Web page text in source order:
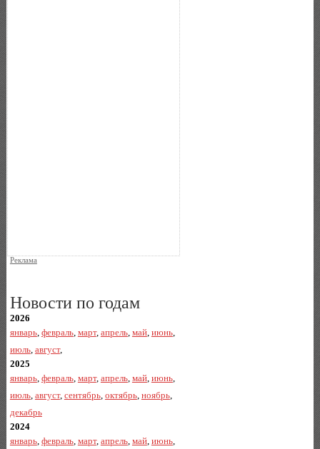
Реклама
Новости по годам
2026
январь, февраль, март, апрель, май, июнь,
июль, август,
2025
январь, февраль, март, апрель, май, июнь,
июль, август, сентябрь, октябрь, ноябрь,
декабрь
2024
январь, февраль, март, апрель, май, июнь,